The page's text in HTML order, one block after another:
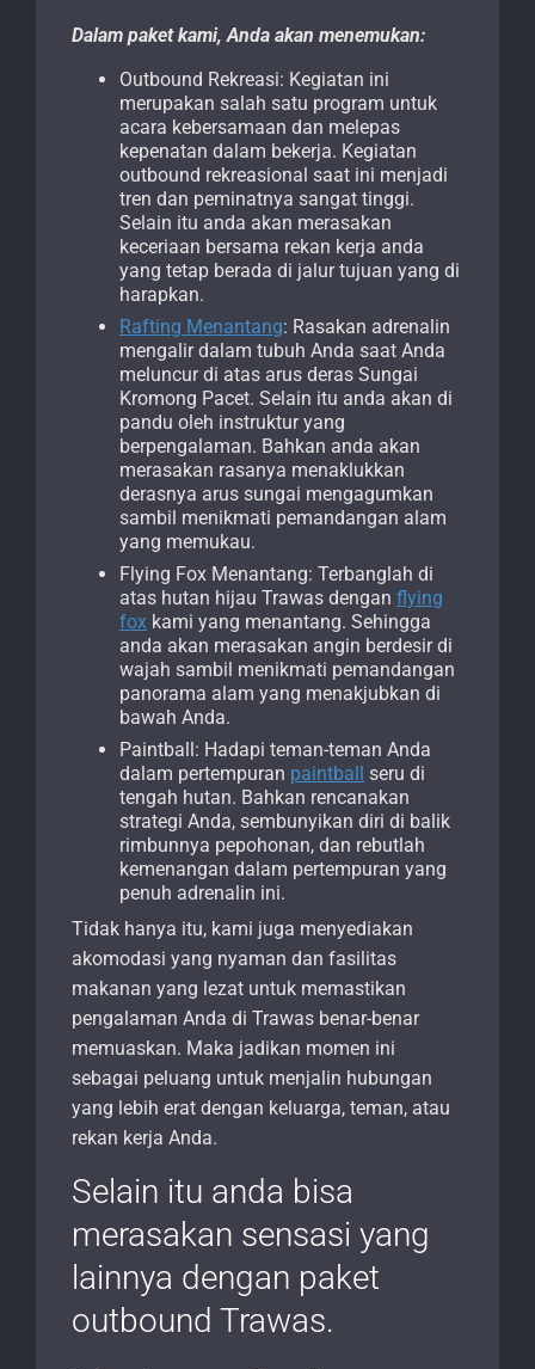
Dalam paket kami, Anda akan menemukan:
Outbound Rekreasi: Kegiatan ini
merupakan salah satu program untuk
acara kebersamaan dan melepas
kepenatan dalam bekerja. Kegiatan
outbound rekreasional saat ini menjadi
tren dan peminatnya sangat tinggi.
Selain itu anda akan merasakan
keceriaan bersama rekan kerja anda
yang tetap berada di jalur tujuan yang di
harapkan.
Rafting Menantang: Rasakan adrenalin
mengalir dalam tubuh Anda saat Anda
meluncur di atas arus deras Sungai
Kromong Pacet. Selain itu anda akan di
pandu oleh instruktur yang
berpengalaman. Bahkan anda akan
merasakan rasanya menaklukkan
derasnya arus sungai mengagumkan
sambil menikmati pemandangan alam
yang memukau.
Flying Fox Menantang: Terbanglah di
atas hutan hijau Trawas dengan flying
fox kami yang menantang. Sehingga
anda akan merasakan angin berdesir di
wajah sambil menikmati pemandangan
panorama alam yang menakjubkan di
bawah Anda.
Paintball: Hadapi teman-teman Anda
dalam pertempuran paintball
seru di
tengah hutan. Bahkan rencanakan
strategi Anda, sembunyikan diri di balik
rimbunnya pepohonan, dan rebutlah
kemenangan dalam pertempuran yang
penuh adrenalin ini.
Tidak hanya itu, kami juga menyediakan
akomodasi yang nyaman dan fasilitas
makanan yang lezat untuk memastikan
pengalaman Anda di Trawas benar-benar
memuaskan. Maka jadikan momen ini
sebagai peluang untuk menjalin hubungan
yang lebih erat dengan keluarga, teman, atau
rekan kerja Anda.
Selain itu anda bisa
merasakan sensasi yang
lainnya dengan paket
outbound Trawas.